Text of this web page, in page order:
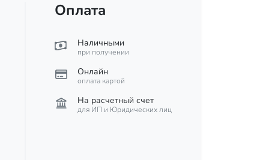
Оплата
Наличными
при получении
Онлайн
оплата картой
На расчетный счет
для ИП и Юридических лиц